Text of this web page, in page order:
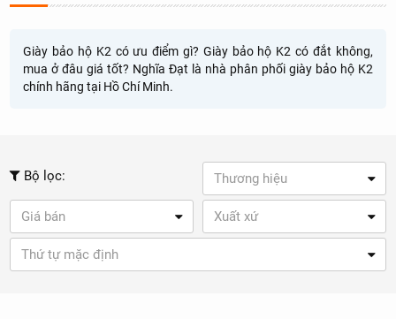
Giày bảo hộ K2 có ưu điểm gì? Giày bảo hộ K2 có đắt không,
mua ở đâu giá tốt? Nghĩa Đạt là nhà phân phối giày bảo hộ K2
chính hãng tại Hồ Chí Minh.
Bộ lọc: Thương hiệu
Giá bán Xuất xứ
Thứ tự mặc định